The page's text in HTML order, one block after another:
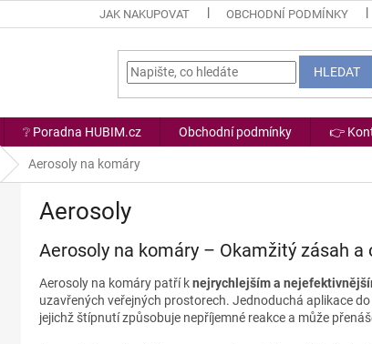
JAK NAKUPOVAT OBCHODNÍ PODMÍNKY
HLEDAT
❔ Poradna HUBIM.cz Obchodní podmínky 👉
Aerosoly na komáry
Aerosoly
Aerosoly na komáry – Okamžitý zásah a
Aerosoly na komáry patří knejrychlejším a
uzavřených veřejných prostorech. Jednoduchá aplikace
jejichž štípnutí způsobuje nepříjemné reakce a může